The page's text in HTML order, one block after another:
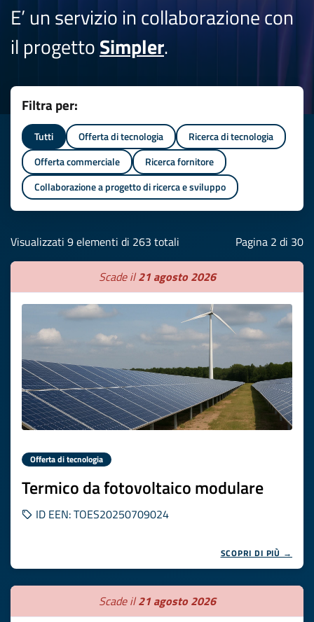
E’ un servizio in collaborazione con
il progettoSimpler.
Filtra per:
Tutti Offerta di tecnologia
Ricerca di tecnologia
Offerta commerciale
Ricerca fornitore
Collaborazione a progetto di ricerca e sviluppo
Visualizzati 9 elementi di 263 totali Pagina 2 di 30
Scade il21 agosto 2026
Offerta di tecnologia
Termico da fotovoltaico modulare
ID EEN: TOES20250709024
SCOPRI DI PIÙ →
Scade il21 agosto 2026